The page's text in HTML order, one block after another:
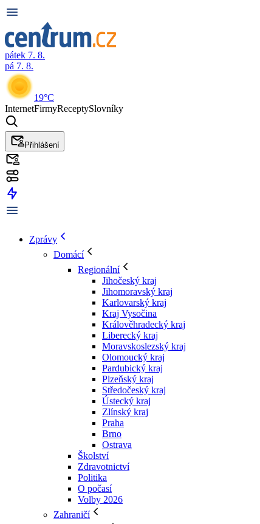
pátek 7. 8.
pá 7. 8.
19°C
InternetFirmyReceptySlovníky
Přihlášení
Zprávy
Domácí
Regionální
Jihočeský kraj
Jihomoravský kraj
Karlovarský kraj
Kraj Vysočina
Králověhradecký kraj
Liberecký kraj
Moravskoslezský kraj
Olomoucký kraj
Pardubický kraj
Plzeňský kraj
Středočeský kraj
Ústecký kraj
Zlínský kraj
Praha
Brno
Ostrava
Školství
Zdravotnictví
Politika
O počasí
Volby 2026
Zahraničí